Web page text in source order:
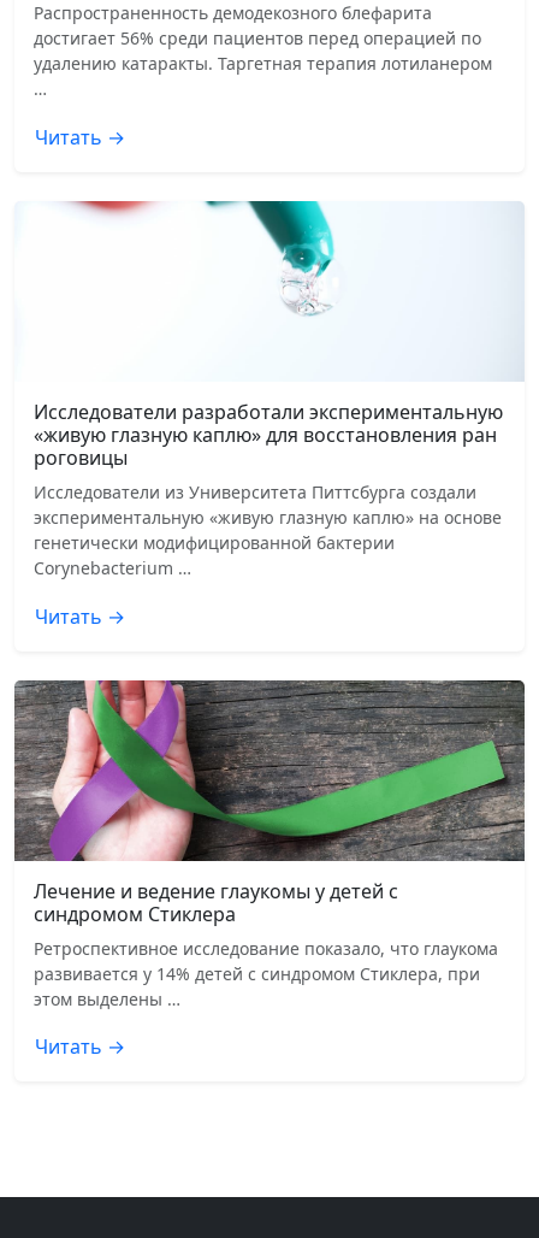
Распространенность демодекозного блефарита
достигает 56% среди пациентов перед операцией по
удалению катаракты. Таргетная терапия лотиланером
…
Читать →
Исследователи разработали экспериментальную
«живую глазную каплю» для восстановления ран
роговицы
Исследователи из Университета Питтсбурга создали
экспериментальную «живую глазную каплю» на основе
генетически модифицированной бактерии
Corynebacterium …
Читать →
Лечение и ведение глаукомы у детей с
синдромом Стиклера
Ретроспективное исследование показало, что глаукома
развивается у 14% детей с синдромом Стиклера, при
этом выделены …
Читать →